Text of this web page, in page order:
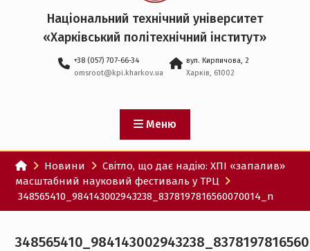
ХПІ уклав угоду про
партнерство з ДержНДІ
технологій кібербезпеки
Головнокомандувачем
Збройних Сил України
участю ХПІ обговорили
перспективи українсько-
іспанського
технологічного
партнерства
Національний технічний університет
«Харківський політехнічний iнститут»
+38 (057) 707-66-34
omsroot@kpi.kharkov.ua
вул. Кирпичова, 2
Харків, 61002
Меню
Новини
Світло, що дає надію: ХПІ «запалив»
масштабний науковий фестиваль у ТРЦ
348565410_984143002943238_8378197816560070014_n